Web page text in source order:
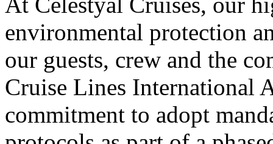
environmental protection
our guests, crew and the
Cruise Lines International
commitment to adopt